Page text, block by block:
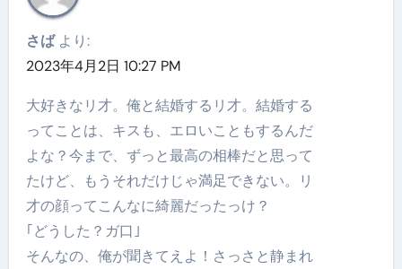
さば より:
2023年4月2日 10:27 PM
大好きなリ才。俺と結婚するリ才。結婚する
ってことは、キスも、エロいこともするんだ
よな？今まで、ずっと最高の相棒だと思って
たけど、もうそれだけじゃ満足できない。リ
才の顔ってこんなに綺麗だったっけ？
｢どうした？ガ口｣
そんなの、俺が聞きてえよ！さっさと静まれ